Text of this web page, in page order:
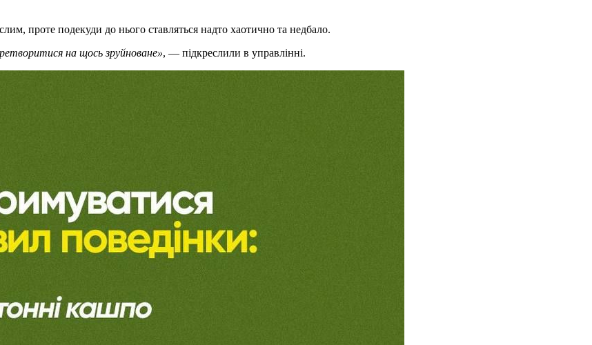
проте подекуди до нього ставляться надто хаотично та недбало.
на щось зруйноване», — підкреслили в управлінні.